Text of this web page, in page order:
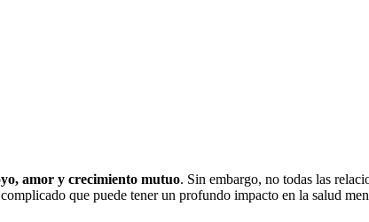
amor y crecimiento mutuo. Sin embargo, no todas las
que puede tener un profundo impacto en la salud